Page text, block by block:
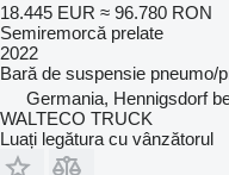
18.445 EUR ≈ 96.780 RON
Semiremorcă prelate
2022
Bară de suspensie pneumo/
Germania, Hennigsdorf
WALTECO TRUCK
Luați legătura cu vânzătorul